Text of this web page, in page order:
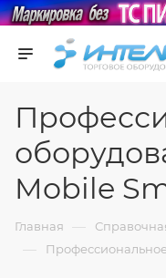
Mobile
Главная —
—